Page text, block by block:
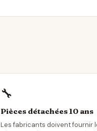
🔧
Pièces détachées 10 ans
Les fabricants doivent fournir